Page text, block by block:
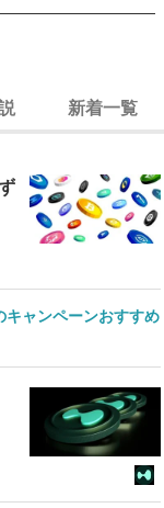
新着一覧
キャンペーンおすすめ